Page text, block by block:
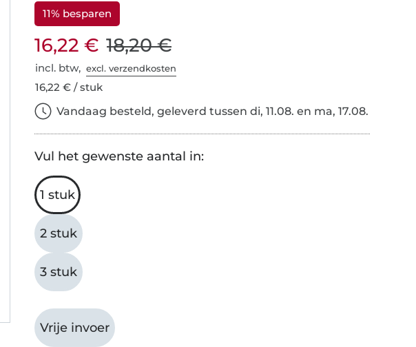
11% besparen
16,22 € 18,20 €
incl. btw,excl. verzendkosten
16,22 € / stuk
Vandaag besteld, geleverd tussen di, 11.08. en ma, 17.08.
Vul het gewenste aantal in:
1 stuk
2 stuk
3 stuk
Vrije invoer